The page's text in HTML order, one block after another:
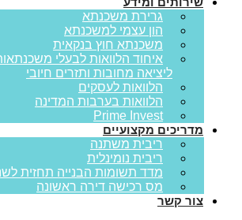
גרירת משכנתא
הון עצמי למשכנתא
משכנתא חוץ בנקאית
איחוד הלוואות לבעלי
ליציאה מחובות ותזרים חיובי
הלוואות לעסקים
הלוואות בערבות המדינה
Prime Invest
מדריכים מקצועיים
ריבית משתנה
ריבית נומינלית
מדד תשומות הבנייה תחזית לשנת
מס רכישה דירה ראשונה
צור קשר